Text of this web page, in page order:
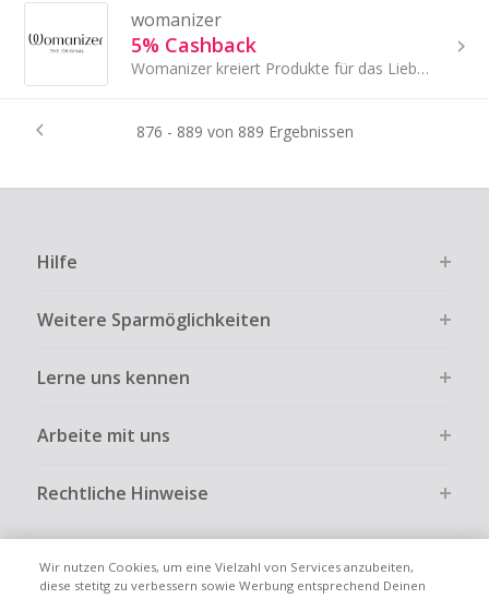
womanizer
5% Cashback
Womanizer kreiert Produkte für das Liebesleben
876 - 889 von 889 Ergebnissen
Hilfe
Weitere Sparmöglichkeiten
Lerne uns kennen
Arbeite mit uns
Rechtliche Hinweise
Wir nutzen Cookies, um eine Vielzahl von Services anzubeiten,
diese stetitg zu verbessern sowie Werbung entsprechend Deinen